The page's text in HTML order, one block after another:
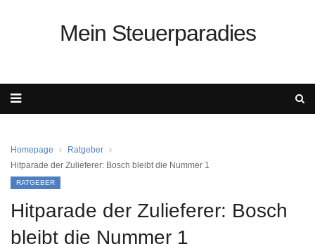
Mein Steuerparadies
Homepage
Ratgeber
Hitparade der Zulieferer: Bosch bleibt die Nummer 1
RATGEBER
Hitparade der Zulieferer: Bosch
bleibt die Nummer 1